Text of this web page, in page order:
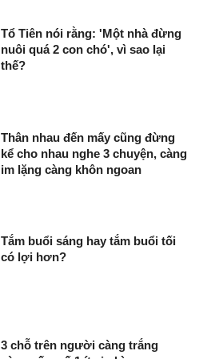
Tổ Tiên nói rằng: 'Một nhà đừng
nuôi quá 2 con chó', vì sao lại
thế?
Thân nhau đến mấy cũng đừng
kể cho nhau nghe 3 chuyện, càng
im lặng càng khôn ngoan
Tắm buổi sáng hay tắm buổi tối
có lợi hơn?
3 chỗ trên người càng trắng